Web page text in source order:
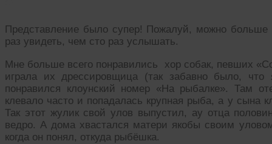
Представление было супер! Пожалуй, можно больше
раз увидеть, чем сто раз услышать.
Мне больше всего понравились хор собак, певших
играла их дрессировщица (так забавно было,
понравился клоунский номер «На рыбалке». Там
клевало часто и попадалась крупная рыба, а у сына
Так этот жулик свой улов выпустил, ау отца
ведро. А дома хвастался матери якобы своим
когда он понял, откуда рыбёшка.